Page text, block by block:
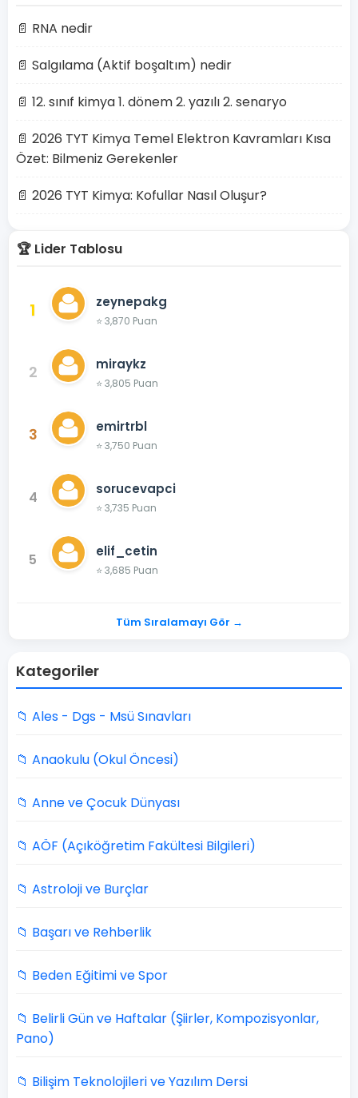
📄 RNA nedir
📄 Salgılama (Aktif boşaltım) nedir
📄 12. sınıf kimya 1. dönem 2. yazılı 2. senaryo
📄 2026 TYT Kimya Temel Elektron Kavramları Kısa
Özet: Bilmeniz Gerekenler
📄 2026 TYT Kimya: Kofullar Nasıl Oluşur?
🏆 Lider Tablosu
1 zeynepakg
⭐ 3,870 Puan
2 miraykz
⭐ 3,805 Puan
3 emirtrbl
⭐ 3,750 Puan
4 sorucevapci
⭐ 3,735 Puan
5 elif_cetin
⭐ 3,685 Puan
Tüm Sıralamayı Gör →
Kategoriler
📁 Ales - Dgs - Msü Sınavları
📁 Anaokulu (Okul Öncesi)
📁 Anne ve Çocuk Dünyası
📁 AÖF (Açıköğretim Fakültesi Bilgileri)
📁 Astroloji ve Burçlar
📁 Başarı ve Rehberlik
📁 Beden Eğitimi ve Spor
📁 Belirli Gün ve Haftalar (Şiirler, Kompozisyonlar,
Pano)
📁 Bilişim Teknolojileri ve Yazılım Dersi